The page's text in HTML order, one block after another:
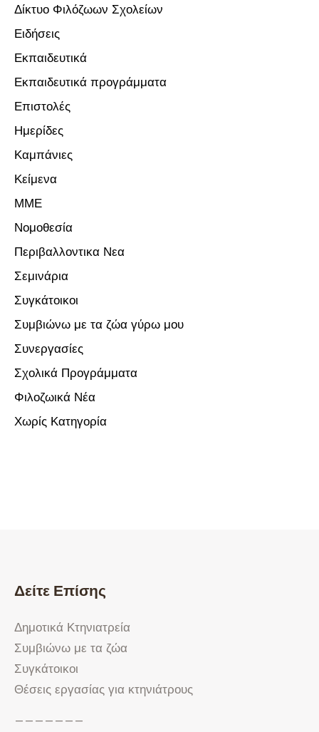
Δίκτυο Φιλόζωων Σχολείων
Ειδήσεις
Εκπαιδευτικά
Εκπαιδευτικά προγράμματα
Επιστολές
Ημερίδες
Καμπάνιες
Κείμενα
ΜΜΕ
Νομοθεσία
Περιβαλλοντικα Νεα
Σεμινάρια
Συγκάτοικοι
Συμβιώνω με τα ζώα γύρω μου
Συνεργασίες
Σχολικά Προγράμματα
Φιλοζωικά Νέα
Χωρίς Κατηγορία
Δείτε Επίσης
Δημοτικά Κτηνιατρεία
Συμβιώνω με τα ζώα
Συγκάτοικοι
Θέσεις εργασίας για κτηνιάτρους
———————